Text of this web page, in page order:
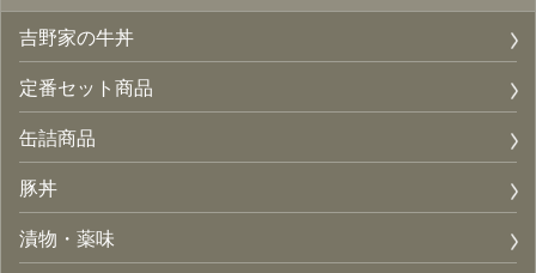
吉野家の牛丼
定番セット商品
缶詰商品
豚丼
漬物・薬味